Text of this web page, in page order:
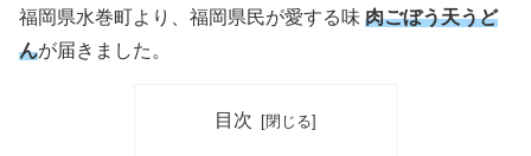
福岡県水巻町より、福岡県民が愛する味 肉ごぼう天うど
んが届きました。
目次